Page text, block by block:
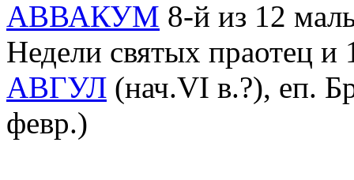
АВВАКУМ 8-й из 12
Недели святых праотец
АВГУЛ (нач.VI в.?), еп.
февр.)